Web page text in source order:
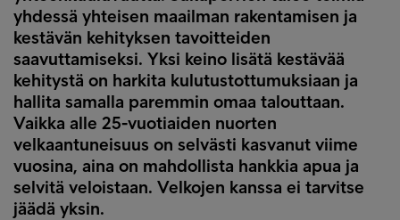
yhdessä yhteisen maailman rakentamisen ja
kestävän kehityksen tavoitteiden
saavuttamiseksi. Yksi keino lisätä kestävää
kehitystä on harkita kulutustottumuksiaan ja
hallita samalla paremmin omaa talouttaan.
Vaikka alle 25-vuotiaiden nuorten
velkaantuneisuus on selvästi kasvanut viime
vuosina, aina on mahdollista hankkia apua ja
selvitä veloistaan. Velkojen kanssa ei tarvitse
jäädä yksin.